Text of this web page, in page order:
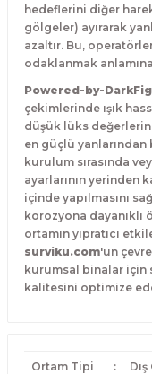
hedeflerini diğer
gölgeler) ayırarak
azaltır. Bu,
odaklanmak
Powered-by-
çekimlerinde ışık
düşük lüks
en güçlü yanlarından
kurulum sırasında
ayarlarının yerinden
içinde yapılmasını
korozyona dayanıklı
ortamın yıpratıcı
surviku.com'un
kurumsal binalar
kalitesini optimize
Ortam Tipi :